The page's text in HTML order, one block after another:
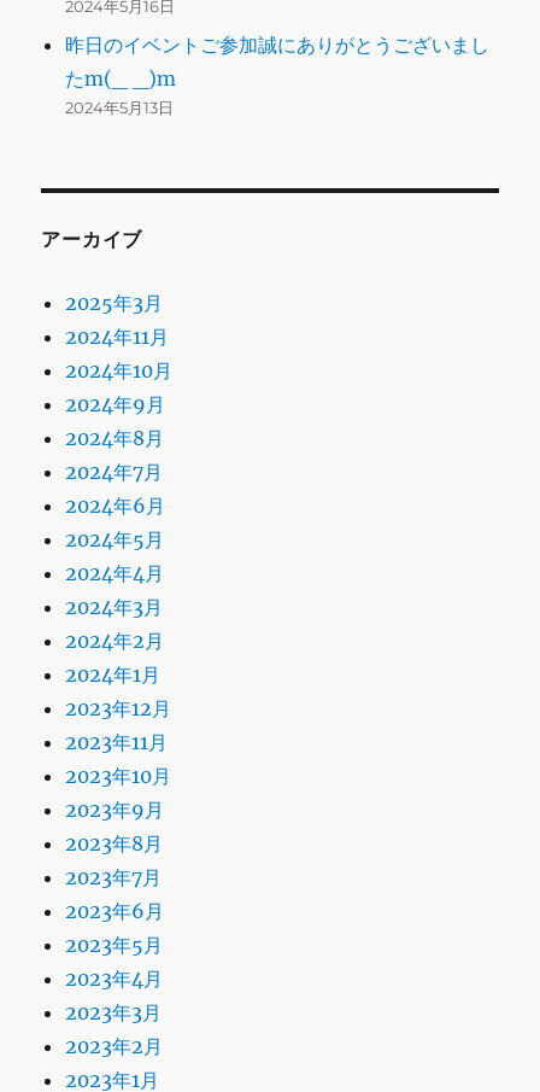
2024年5月16日
昨日のイベントご参加誠にありがとうございまし
たm(_ _)m
2024年5月13日
アーカイブ
2025年3月
2024年11月
2024年10月
2024年9月
2024年8月
2024年7月
2024年6月
2024年5月
2024年4月
2024年3月
2024年2月
2024年1月
2023年12月
2023年11月
2023年10月
2023年9月
2023年8月
2023年7月
2023年6月
2023年5月
2023年4月
2023年3月
2023年2月
2023年1月